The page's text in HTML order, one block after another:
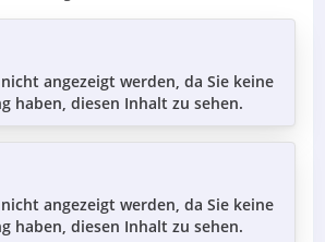
angezeigt werden, da Sie keine
haben, diesen Inhalt zu sehen.
angezeigt werden, da Sie keine
haben, diesen Inhalt zu sehen.